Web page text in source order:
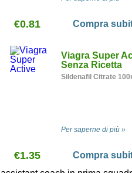
farmaco comincia il
effetto circa dopo
€0.81 Compra
Viagra Super
Senza Ricetta
Sildenafil Citrate
Per saperne di più »
€1.35 Compra